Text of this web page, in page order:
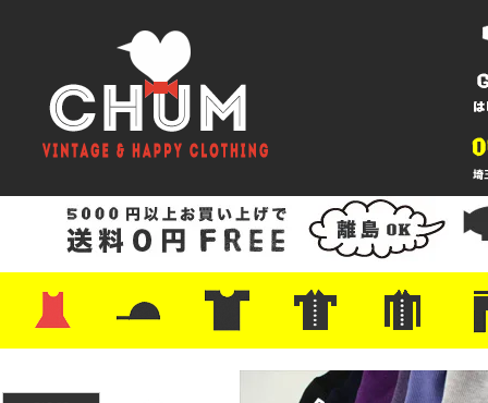
・レザーシューズ/スニーカー
・プリントTシャツ
・バンド/ツアー
・キャラクター
・Nike/adidas/スポーツ
・チャンピオン
・サーフ/スケート
・ボーダー/総柄/無地
・フットボール/リンガー
・タンクトップ/NBA・ポロシャツ
・半袖シャツ
・アロハ/サーフ/ボーリング
・ラルフ/ブランド
・無地/チェック/ストラ
・ワーク/ミリタリー/ウ
・ネル/ウール ・ショ
・アウ
・ジー
・
・ミリ
・コー
・コッ
・オー
・ジャ
ン